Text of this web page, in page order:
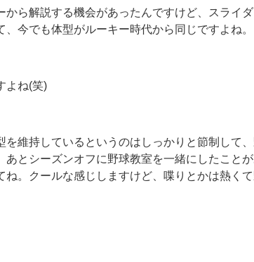
ら解説する機会があったんですけど、スライ
今でも体型がルーキー時代から同じですよね。
よね(笑)
維持しているというのはしっかりと節制して
あとシーズンオフに野球教室を一緒にしたこと
ね。クールな感じしますけど、喋りとかは熱く